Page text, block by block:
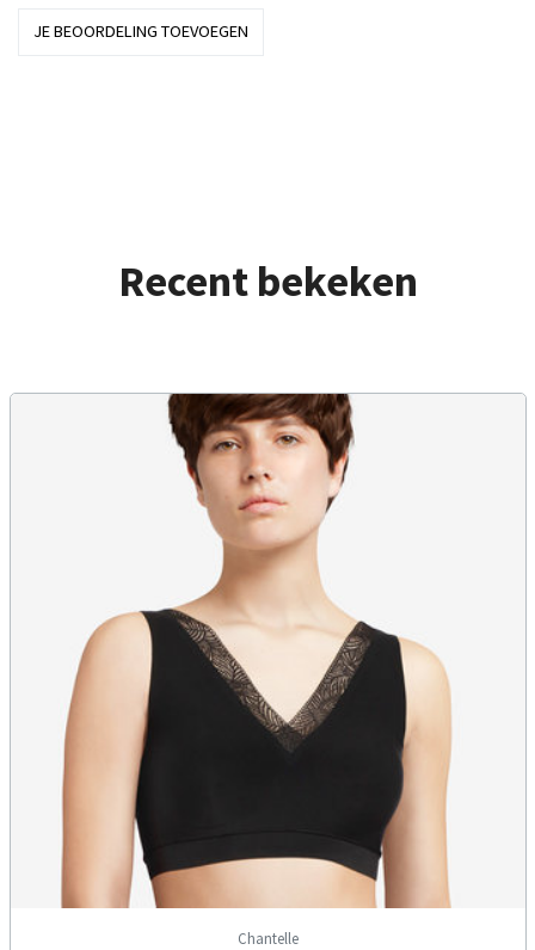
JE BEOORDELING TOEVOEGEN
Recent bekeken
Chantelle